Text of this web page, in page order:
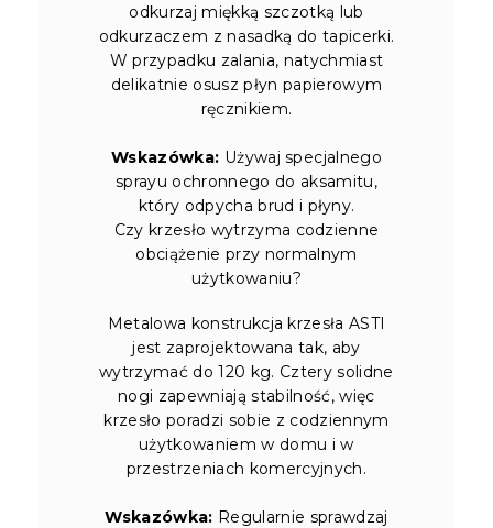
odkurzaj miękką szczotką lub
odkurzaczem z nasadką do tapicerki.
W przypadku zalania, natychmiast
delikatnie osusz płyn papierowym
ręcznikiem.
Wskazówka: Używaj specjalnego
sprayu ochronnego do aksamitu,
który odpycha brud i płyny.
Czy krzesło wytrzyma codzienne
obciążenie przy normalnym
użytkowaniu?
Metalowa konstrukcja krzesła ASTI
jest zaprojektowana tak, aby
wytrzymać do 120 kg. Cztery solidne
nogi zapewniają stabilność, więc
krzesło poradzi sobie z codziennym
użytkowaniem w domu i w
przestrzeniach komercyjnych.
Wskazówka: Regularnie sprawdzaj